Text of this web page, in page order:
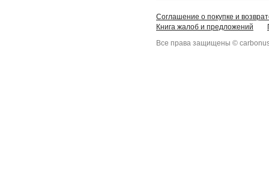
Соглашение о покупке и
Книга жалоб и предложений
Все права защищены ©